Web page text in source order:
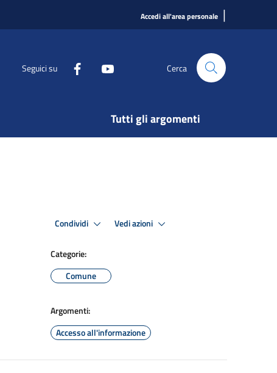
Accedi all'area personale |
Seguici su Cerca
Tutti gli argomenti
Condividi Vedi azioni
Categorie:
Comune
Argomenti:
Accesso all'informazione